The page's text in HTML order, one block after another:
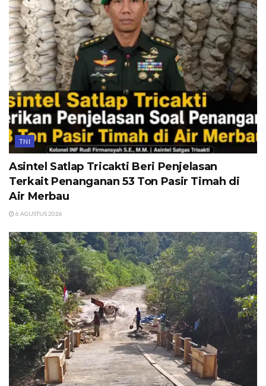
TNI
Asintel Satlap Tricakti Beri Penjelasan
Terkait Penanganan 53 Ton Pasir Timah di
Air Merbau
6 AGUSTUS 2026